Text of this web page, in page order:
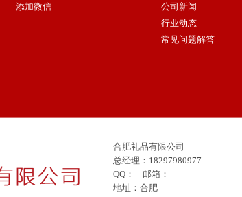
添加微信
公司新闻
行业动态
常见问题解答
合肥礼品有限公司
总经理：18297980977
QQ： 邮箱：
地址：合肥